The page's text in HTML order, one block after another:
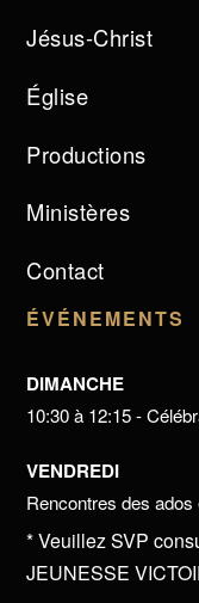
Jésus-Christ
Église
Productions
Ministères
Contact
ÉVÉNEMENTS
DIMANCHE
10:30 à 12:15 -
VENDREDI
Rencontres des
* Veuillez SVP
JEUNESSE